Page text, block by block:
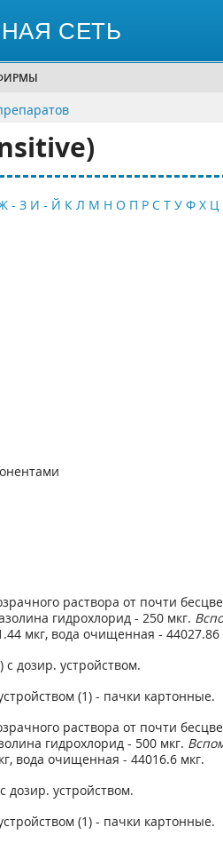
СЕТЬ
- З И - Й К Л М Н О П Р С Т У Ф Х Ц
раствора от почти
гидрохлорид - 250 мкг.
мкг, вода очищенная - 44027.86
дозир. устройством.
(1) - пачки картонные.
раствора от почти
гидрохлорид - 500 мкг.
вода очищенная - 44016.6 мкг.
дозир. устройством.
(1) - пачки картонные.